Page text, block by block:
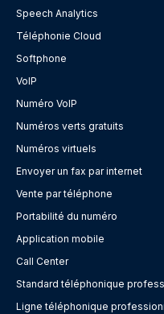
Speech Analytics
Téléphonie Cloud
Softphone
VoIP
Numéro VoIP
Numéros verts gratuits
Numéros virtuels
Envoyer un fax par internet
Vente par téléphone
Portabilité du numéro
Application mobile
Call Center
Standard téléphonique
Ligne téléphonique